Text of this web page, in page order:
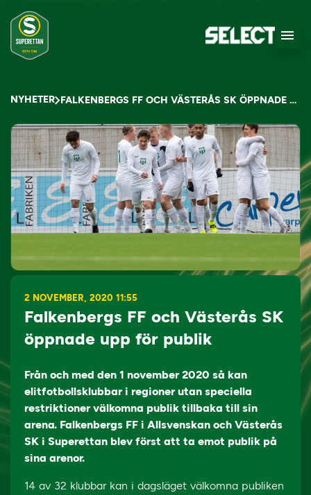
NYHETER FALKENBERGS FF OCH VÄSTERÅS SK ÖPPNADE UPP FÖR PUBLIK
2 NOVEMBER, 2020 11:55
Falkenbergs FF och Västerås SK
öppnade upp för publik
Från och med den 1 november 2020 så kan
elitfotbollsklubbar i regioner utan speciella
restriktioner välkomna publik tillbaka till sin
arena. Falkenbergs FF i Allsvenskan och Västerås
SK i Superettan blev först att ta emot publik på
sina arenor.
14 av 32 klubbar kan i dagsläget välkomna publiken